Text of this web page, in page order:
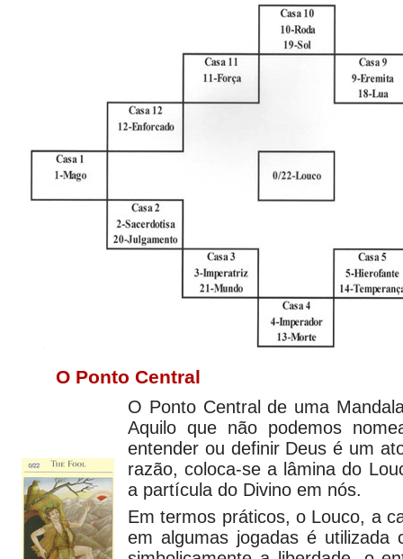
O Ponto Central
O Ponto Central de uma
Aquilo que não podemos
entender ou definir Deus é um
razão, coloca-se a lâmina do
a partícula do Divino em nós.
Em termos práticos, o Louco, a
em algumas jogadas é utilizada